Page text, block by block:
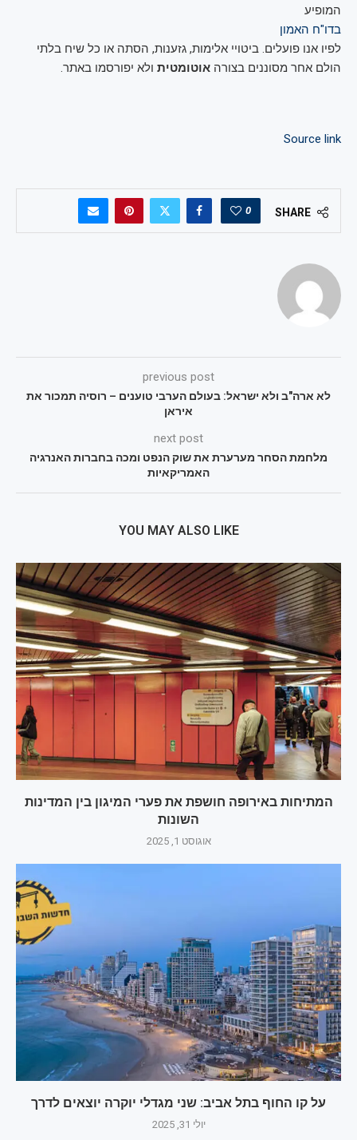
המופיע
בדו"ח האמון
לפיו אנו פועלים. ביטויי אלימות, גזענות, הסתה או כל שיח בלתי
הולם אחר מסוננים בצורה אוטומטית ולא יפורסמו באתר.
Source link
SHARE
0
previous post
לא ארה"ב ולא ישראל: בעולם הערבי טוענים – רוסיה תמכור את
איראן
next post
מלחמת הסחר מערערת את שוק הנפט ומכה בחברות האנרגיה
האמריקאיות
YOU MAY ALSO LIKE
המתיחות באירופה חושפת את פערי המיגון בין המדינות
השונות
אוגוסט 1, 2025
על קו החוף בתל אביב: שני מגדלי יוקרה יוצאים לדרך
יולי 31, 2025